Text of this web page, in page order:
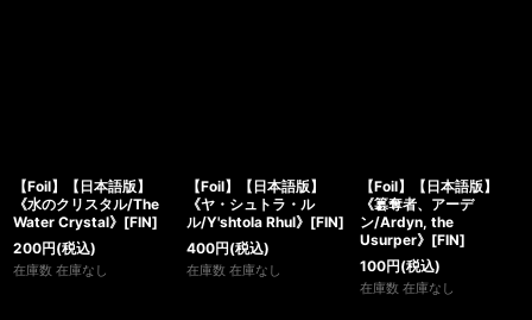
【Foil】【日本語版】
《水のクリスタル/The
Water Crystal》[FIN]
200円(税込)
在庫数 在庫なし
【Foil】【日本語版】
《ヤ・シュトラ・ル
ル/Y'shtola Rhul》[FIN]
400円(税込)
在庫数 在庫なし
【Foil】【日本語版】
《簒奪者、アーデ
ン/Ardyn, the
Usurper》[FIN]
100円(税込)
在庫数 在庫なし